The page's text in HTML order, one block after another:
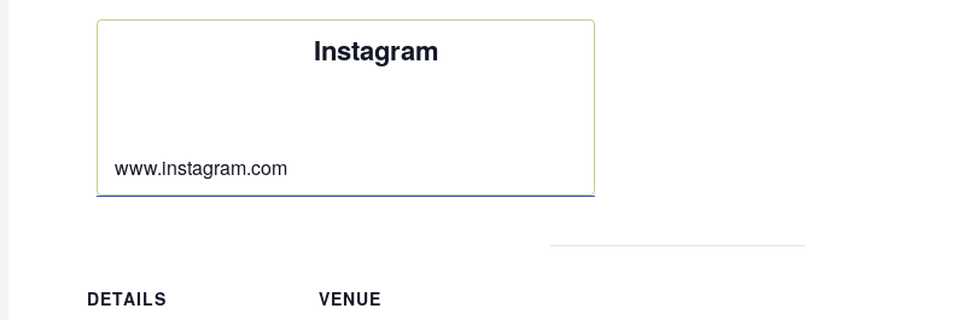
Instagram
www.instagram.com
DETAILS
VENUE